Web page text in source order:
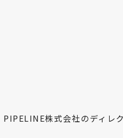
PIPELINE株式会社のディレ